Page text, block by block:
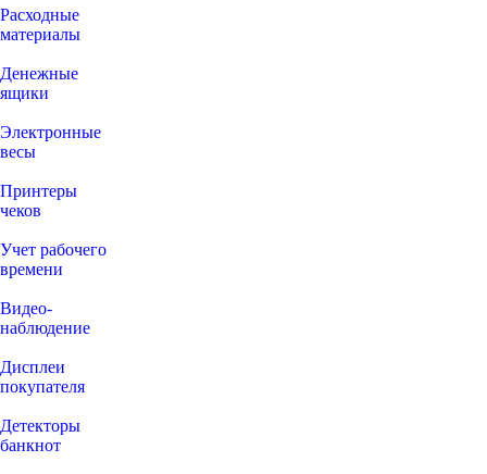
Расходные
материалы
Денежные
ящики
Электронные
весы
Принтеры
чеков
Учет рабочего
времени
Видео‑
наблюдение
Дисплеи
покупателя
Детекторы
банкнот